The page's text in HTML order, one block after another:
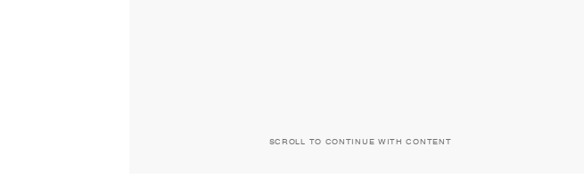
SCROLL TO CONTINUE WITH CONTENT